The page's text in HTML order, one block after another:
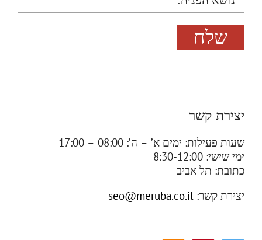
יצירת קשר
שעות פעילות: ימים א’ – ה’: 08:00 – 17:00
ימי שישי: 8:30-12:00
כתובת: תל אביב
יצירת קשר:
seo@meruba.co.il